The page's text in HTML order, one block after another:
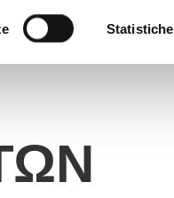
Statistiche